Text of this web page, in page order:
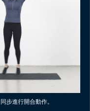
步進行開合動作。